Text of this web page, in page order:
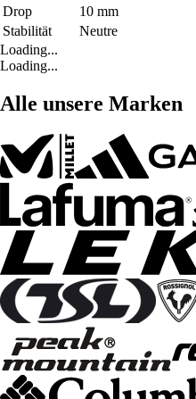
Drop
10 mm
Stabilität
Neutre
Loading...
Loading...
Alle unsere Marken